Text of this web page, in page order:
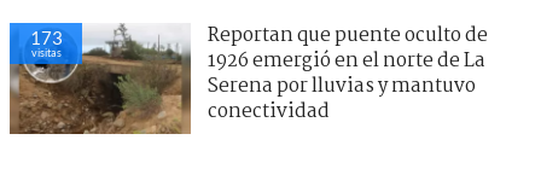
173
visitas
Reportan que puente oculto de
1926 emergió en el norte de La
Serena por lluvias y mantuvo
conectividad